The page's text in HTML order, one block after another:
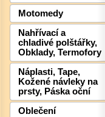
Motomedy
Nahřívací a
chladivé polštářky,
Obklady, Termofory
Náplasti, Tape,
Kožené návleky na
prsty, Páska oční
Oblečení